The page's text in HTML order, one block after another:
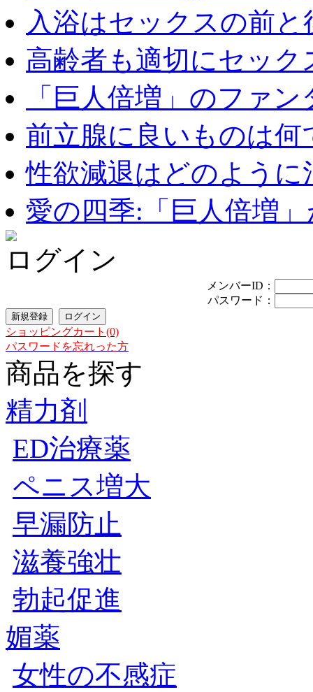
入浴はセックスの前と
高齢者も適切にセック
「巨人倍増」のファ
前立腺に良いものは何
性欲減退はどのように
愛の四季:「巨人倍増
ログイン
メンバーID：
パスワード：
ショッピングカート(0)
パスワードを忘れった方
商品を探す
精力剤
ED治療薬
ペニス増大
早漏防止
滋養強壮
勃起促進
媚薬
女性の不感症